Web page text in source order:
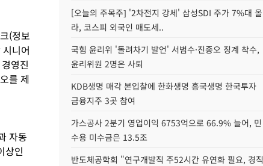
(정보
니어
영진
를 제
자동
상인
[오늘의 주목주] '2차전지 강세' 삼성SDI 주가 7%대 올
라, 코스피 외국인 매도세..
국힘 윤리위 '돌려차기 발언' 서범수·진종오 징계 착수,
윤리위원 2명은 사퇴
KDB생명 매각 본입찰에 한화생명 흥국생명 한국투자
금융지주 3곳 참여
가스공사 2분기 영업이익 6753억으로 66.9% 늘어, 민
수용 미수금은 13.5조
반도체공학회 "연구개발직 주52시간 유연화 필요, 경직